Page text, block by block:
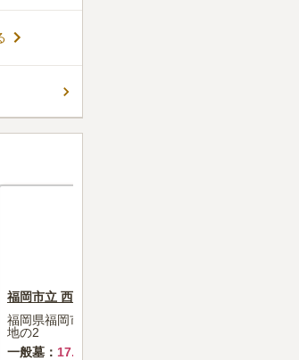
の境内か
こちら
とした時
福岡市立 西部霊園
福岡県福岡市西区大字羽根戸733番
地の2
一般墓
17.2万円+墓石代